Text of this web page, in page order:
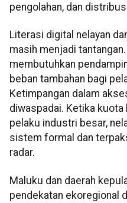
pengolahan, dan
Literasi digital nelayan
masih menjadi
membutuhkan
beban tambahan bagi
Ketimpangan dalam
diwaspadai. Ketika kuota
pelaku industri besar,
sistem formal dan
radar.
Maluku dan daerah
pendekatan ekoregional